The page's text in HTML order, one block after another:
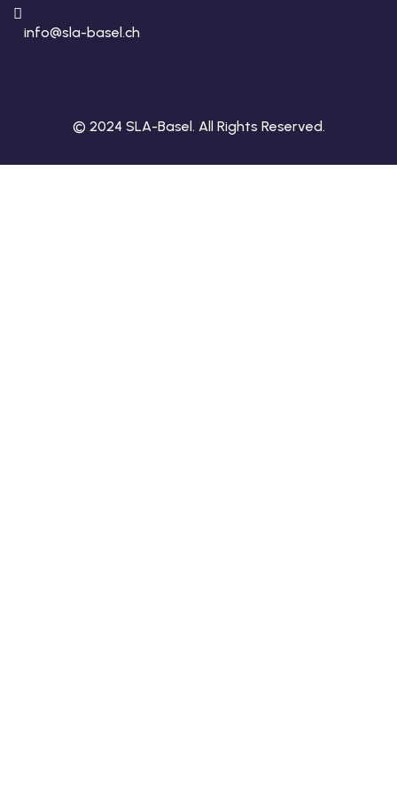
info@sla-basel.ch
© 2024 SLA-Basel. All Rights Reserved.​